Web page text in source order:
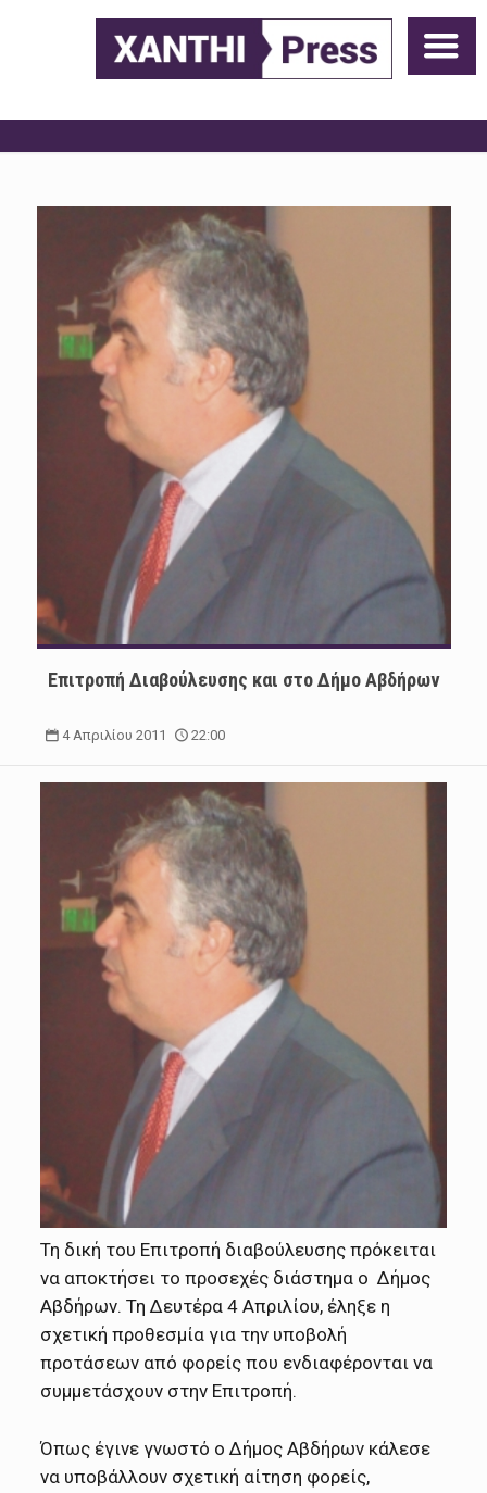
Επιτροπή Διαβούλευσης και στο Δήμο Αβδήρων
4 Απριλίου 2011 22:00
Τη δική του Επιτροπή διαβούλευσης πρόκειται
να αποκτήσει το προσεχές διάστημα ο Δήμος
Αβδήρων. Τη Δευτέρα 4 Απριλίου, έληξε η
σχετική προθεσμία για την υποβολή
προτάσεων από φορείς που ενδιαφέρονται να
συμμετάσχουν στην Επιτροπή.
Όπως έγινε γνωστό ο Δήμος Αβδήρων κάλεσε
να υποβάλλουν σχετική αίτηση φορείς,